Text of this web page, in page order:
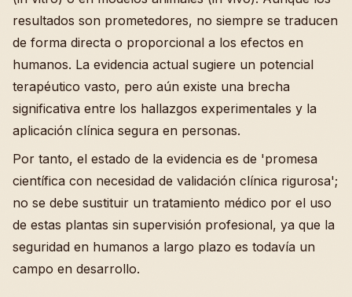
resultados son prometedores, no siempre se traducen
de forma directa o proporcional a los efectos en
humanos. La evidencia actual sugiere un potencial
terapéutico vasto, pero aún existe una brecha
significativa entre los hallazgos experimentales y la
aplicación clínica segura en personas.
Por tanto, el estado de la evidencia es de 'promesa
científica con necesidad de validación clínica rigurosa';
no se debe sustituir un tratamiento médico por el uso
de estas plantas sin supervisión profesional, ya que la
seguridad en humanos a largo plazo es todavía un
campo en desarrollo.